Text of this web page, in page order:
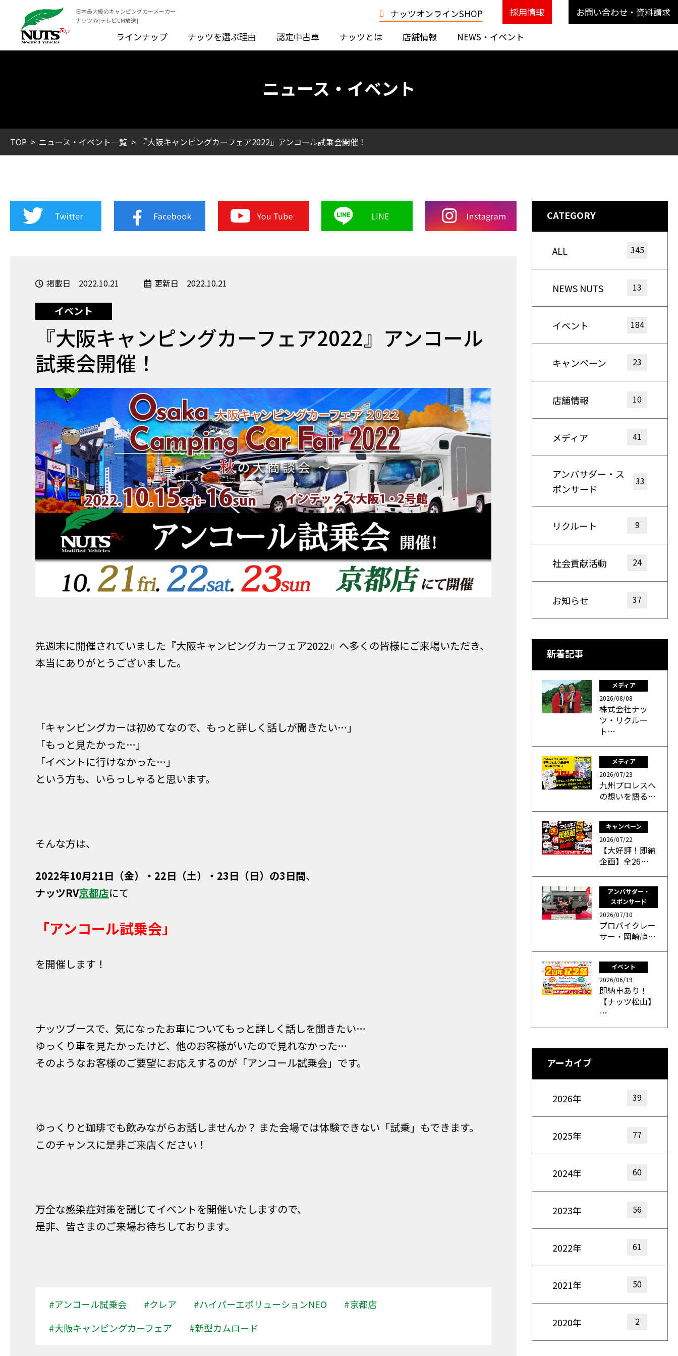
日本最大級のキャンピングカーメーカー
ナッツRV[テレビCM放送]
お問い合わせ・資料請求
ラインナップ
ナッツを選ぶ理由 認定中古車 ナッツとは 店舗情報 NEWS・イベント
ナッツオンラインSHOP 採用情報
ニュース・イベント
TOP ニュース・イベント一覧 『大阪キャンピングカーフェア2022』アンコール試乗会開催！
掲載日 2022.10.21 更新日 2022.10.21
イベント
『大阪キャンピングカーフェア2022』アンコール
試乗会開催！
先週末に開催されていました『大阪キャンピングカーフェア2022』へ多くの皆様にご来場いただき、
本当にありがとうございました。
「キャンピングカーは初めてなので、もっと詳しく話しが聞きたい…」
「もっと見たかった…」
「イベントに行けなかった…」
という方も、いらっしゃると思います。
そんな方は、
2022年10⽉21日（金）・22日（土）・23日（日）の3日間、
ナッツRV京都店にて
「アンコール試乗会」
を開催します！
ナッツブースで、気になったお車についてもっと詳しく話しを聞きたい…
ゆっくり車を見たかったけど、他のお客様がいたので見れなかった…
そのようなお客様のご要望にお応えするのが「アンコール試乗会」です。
ゆっくりと珈琲でも飲みながらお話しませんか？ また会場では体験できない「試乗」もできます。
このチャンスに是非ご来店ください！
万全な感染症対策を講じてイベントを開催いたしますので、
是非、皆さまのご来場お待ちしております。
#アンコール試乗会 #クレア #ハイパーエボリューションNEO
#京都店
#大阪キャンピングカーフェア
#新型カムロード
CATEGORY
ALL 345
NEWS NUTS 13
イベント 184
キャンペーン 23
店舗情報 10
メディア 41
アンバサダー・ス
ポンサード
33
リクルート 9
社会貢献活動 24
お知らせ 37
新着記事
メディア
2026/08/08
株式会社ナッ
ツ・リクルー
ト…
メディア
2026/07/23
九州プロレスへ
の想いを語る…
キャンペーン
2026/07/22
【大好評！即納
企画】全26…
アンバサダー・
スポンサード
2026/07/10
プロバイクレー
サー・岡崎静…
イベント
2026/06/19
即納車あり！
【ナッツ松山】
…
アーカイブ
2026年 39
2025年 77
2024年 60
2023年 56
2022年 61
2021年 50
2020年 2